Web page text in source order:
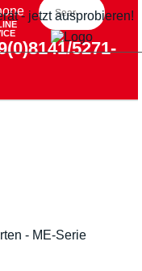
5271-
- ME-Serie